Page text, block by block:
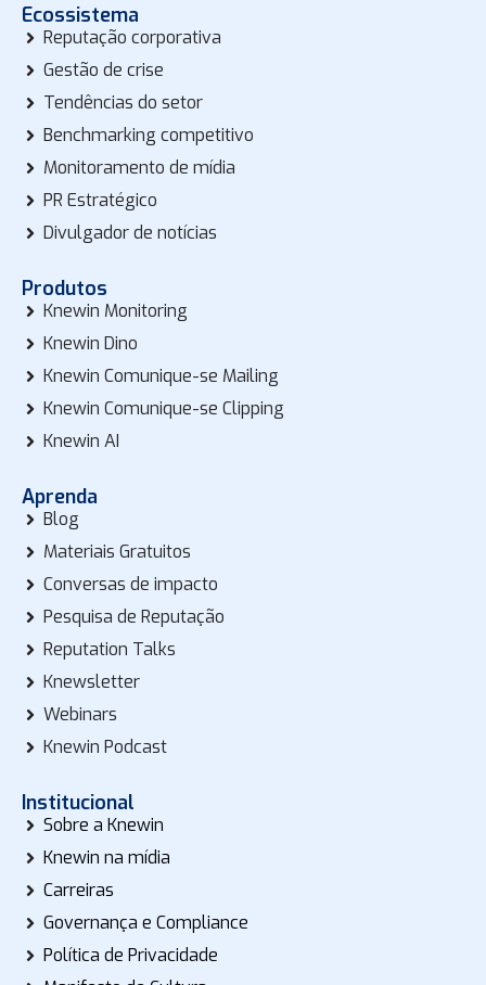
Ecossistema
Reputação corporativa
Gestão de crise
Tendências do setor
Benchmarking competitivo
Monitoramento de mídia
PR Estratégico
Divulgador de notícias
Produtos
Knewin Monitoring
Knewin Dino
Knewin Comunique-se Mailing
Knewin Comunique-se Clipping
Knewin AI
Aprenda
Blog
Materiais Gratuitos
Conversas de impacto
Pesquisa de Reputação
Reputation Talks
Knewsletter
Webinars
Knewin Podcast
Institucional
Sobre a Knewin
Knewin na mídia
Carreiras
Governança e Compliance
Política de Privacidade